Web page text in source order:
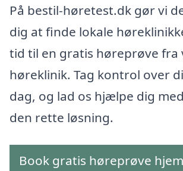
På bestil-høretest.dk gør vi
dig at finde lokale
tid til en gratis høreprøve fra
høreklinik. Tag kontrol over
dag, og lad os hjælpe dig
den rette løsning.
Book gratis høreprøve